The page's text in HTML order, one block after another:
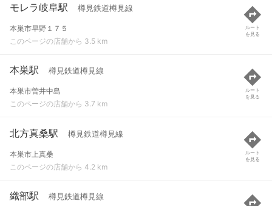
モレラ岐阜駅 樽見鉄道樽見線
本巣市早野１７５
このページの店舗から 3.5 km
ルート
を見る
本巣駅 樽見鉄道樽見線
本巣市曽井中島
このページの店舗から 3.7 km
ルート
を見る
北方真桑駅 樽見鉄道樽見線
本巣市上真桑
このページの店舗から 4.2 km
ルート
を見る
織部駅 樽見鉄道樽見線